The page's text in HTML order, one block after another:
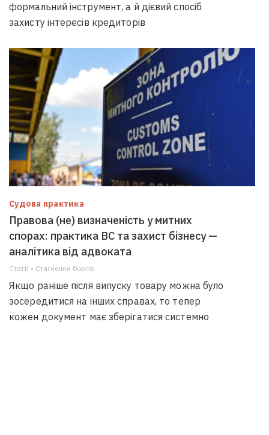
формальний інструмент, а й дієвий спосіб
захисту інтересів кредиторів
Судова практика
Правова (не) визначеність у митних
спорах: практика ВС та захист бізнесу —
аналітика від адвоката
Статті • Стягнення боргiв
Якщо раніше після випуску товару можна було
зосередитися на інших справах, то тепер
кожен документ має зберігатися системно